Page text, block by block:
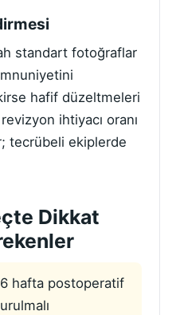
standart fotoğraflar
hafif düzeltmeleri
ihtiyacı oranı
tecrübeli ekiplerde
Dikkat
hafta postoperatif